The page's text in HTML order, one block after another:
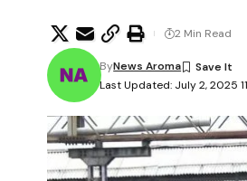
Last Updated: July 2, 2025
ByNews Aroma
2 Min Read